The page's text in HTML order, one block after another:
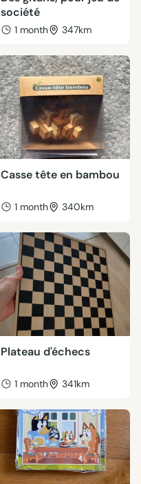
société
1 month 347km
Casse tête en bambou
1 month 340km
Plateau d'échecs
1 month 341km